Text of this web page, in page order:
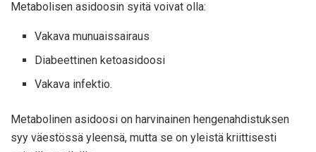
Metabolisen asidoosin syitä voivat olla:
Vakava munuaissairaus
Diabeettinen ketoasidoosi
Vakava infektio.
Metabolinen asidoosi on harvinainen hengenahdistuksen
syy väestössä yleensä, mutta se on yleistä kriittisesti